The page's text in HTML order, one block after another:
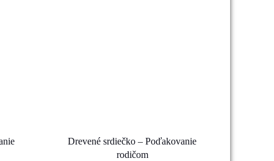
Drevené srdiečko – Poďakovanie
rodičom